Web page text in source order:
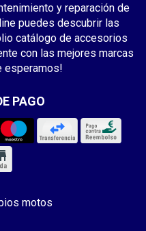
y reparación de
puedes descubrir las
catálogo de accesorios
con las mejores marcas
esperamos!
PAGO
motos